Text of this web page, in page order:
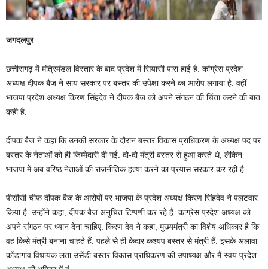
जगदलपुर
छत्तीसगढ़ में मंत्रिमंडल विस्तार के बाद प्रदेश में सियासी पारा हाई है. कांग्रेस प्रदेश
अध्यक्ष दीपक बैज ने साय सरकार पर बस्तर की उपेक्षा करने का आरोप लगाया है. वहीं
भाजपा प्रदेश अध्यक्ष किरण सिंहदेव ने दीपक बैज को अपने संगठन की चिंता करने की बात
कही है.
दीपक बैज ने कहा कि उनकी सरकार के दौरान बस्तर विकास प्राधिकरण के अध्यक्ष पद पर
बस्तर के नेताओं को ही जिम्मेदारी दी गई. दो-दो मंत्री बस्तर से हुआ करते थे, लेकिन
भाजपा में अब वरिष्ठ नेताओं की राजनीतिक हत्या करने का प्रयास सरकार कर रही है.
पीसीसी चीफ दीपक बैज के आरोपों पर भाजपा के प्रदेश अध्यक्ष किरण सिंहदेव ने पलटवार
किया है. उन्होंने कहा, दीपक बैज अनुचित टिप्पणी कर रहे हैं. कांग्रेस प्रदेश अध्यक्ष को
अपने संगठन पर ध्यान देना चाहिए. किरण देव ने कहा, मुख्यमंत्री का विशेष अधिकार है कि
वह किसे मंत्री बनाना चाहते हैं. पहले से ही केदार कश्यप बस्तर से मंत्री हैं. इसके अलावा
कोंडागांव विधायक लता उसेंडी बस्तर विकास प्राधिकरण की उपाध्यक्ष और मैं स्वयं प्रदेश